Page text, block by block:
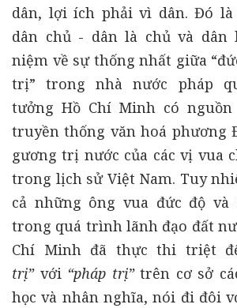
dân, lợi ích phải vì dân. Đó
dân chủ - dân là chủ và dân
niệm về sự thống nhất giữa
trị” trong nhà nước pháp
tưởng Hồ Chí Minh có
truyền thống văn hoá phương
gương trị nước của các vị vua
trong lịch sử Việt Nam. Tuy
cả những ông vua đức độ
trong quá trình lãnh đạo đất
Chí Minh đã thực thi triệt
trị”với “pháp trị”trên cơ sở
học và nhân nghĩa, nói đi đôi